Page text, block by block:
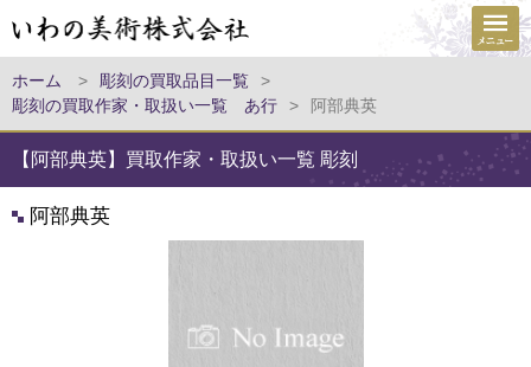
ホーム > 彫刻の買取品目一覧
>
彫刻の買取作家・取扱い一覧 あ行
> 阿部典英
【阿部典英】買取作家・取扱い一覧 彫刻
阿部典英